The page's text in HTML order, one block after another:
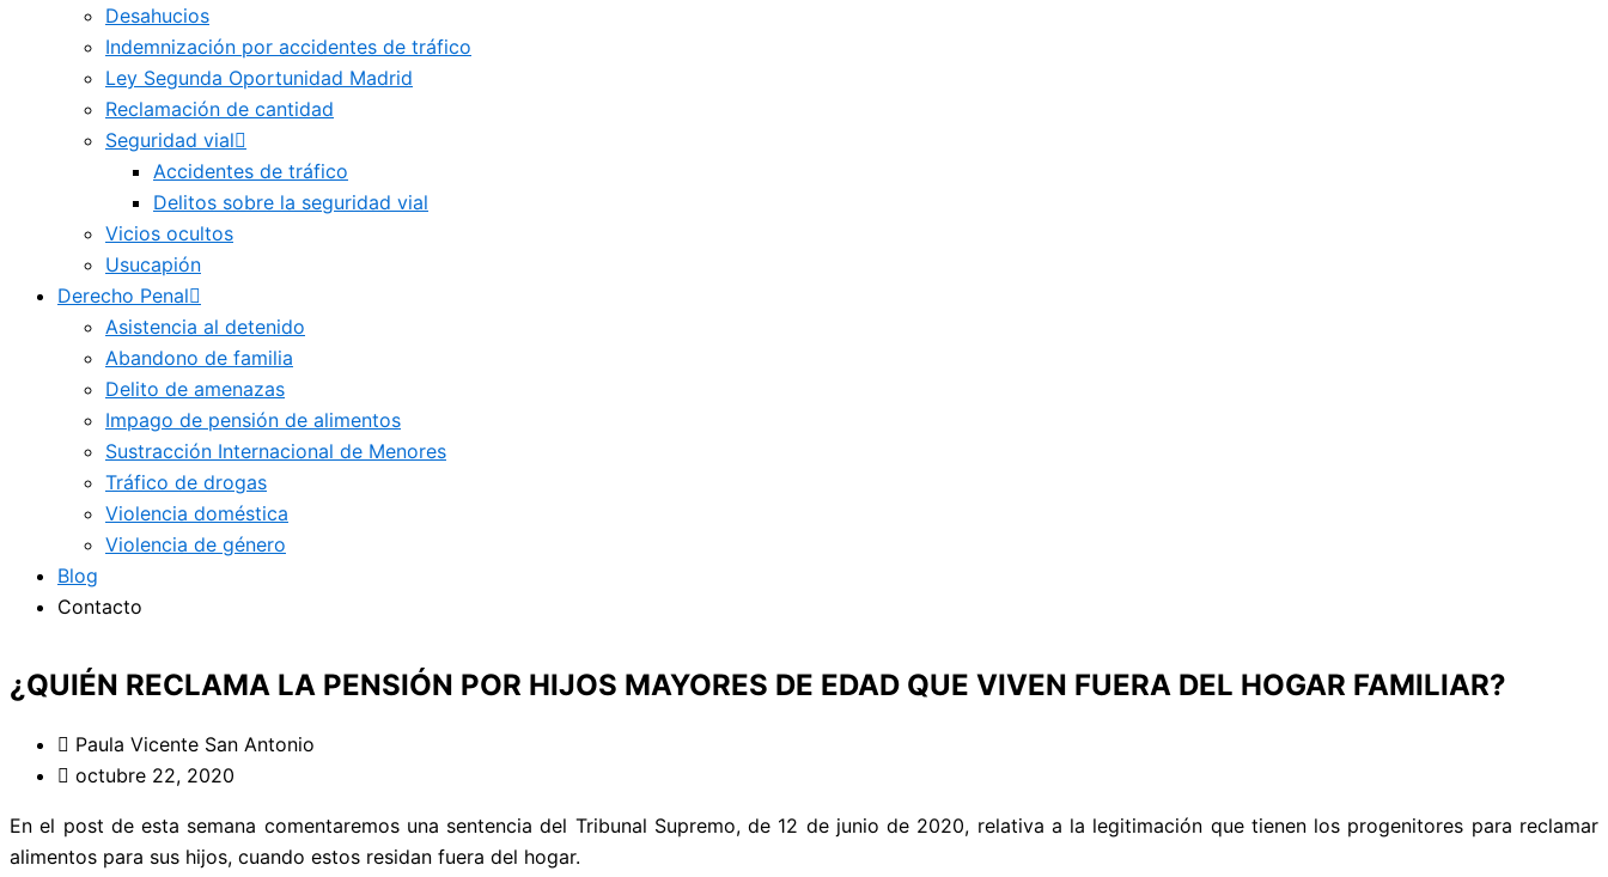
Desahucios
Indemnización por accidentes de tráfico
Ley Segunda Oportunidad Madrid
Reclamación de cantidad
Seguridad vial
Accidentes de tráfico
Delitos sobre la seguridad vial
Vicios ocultos
Usucapión
Derecho Penal
Asistencia al detenido
Abandono de familia
Delito de amenazas
Impago de pensión de alimentos
Sustracción Internacional de Menores
Tráfico de drogas
Violencia doméstica
Violencia de género
Blog
Contacto
¿QUIÉN RECLAMA LA PENSIÓN POR HIJOS MAYORES DE EDAD QUE VIVEN FUERA DEL HOGAR FAMILIAR?
Paula Vicente San Antonio
octubre 22, 2020
En el post de esta semana comentaremos una sentencia del Tribunal Supremo, de 12 de junio de 2020, relativa a la legitimación que tienen los progenitores para reclamar
alimentos para sus hijos, cuando estos residan fuera del hogar.